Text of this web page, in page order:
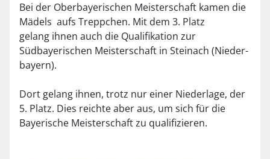
Bei der Oberbayerischen Meisterschaft kamen die
Mädels aufs Treppchen. Mit dem 3. Platz
gelang ihnen auch die Qualifikation zur
Südbayerischen Meisterschaft in Steinach (Nieder-
bayern).
Dort gelang ihnen, trotz nur einer Niederlage, der
5. Platz. Dies reichte aber aus, um sich für die
Bayerische Meisterschaft zu qualifizieren.